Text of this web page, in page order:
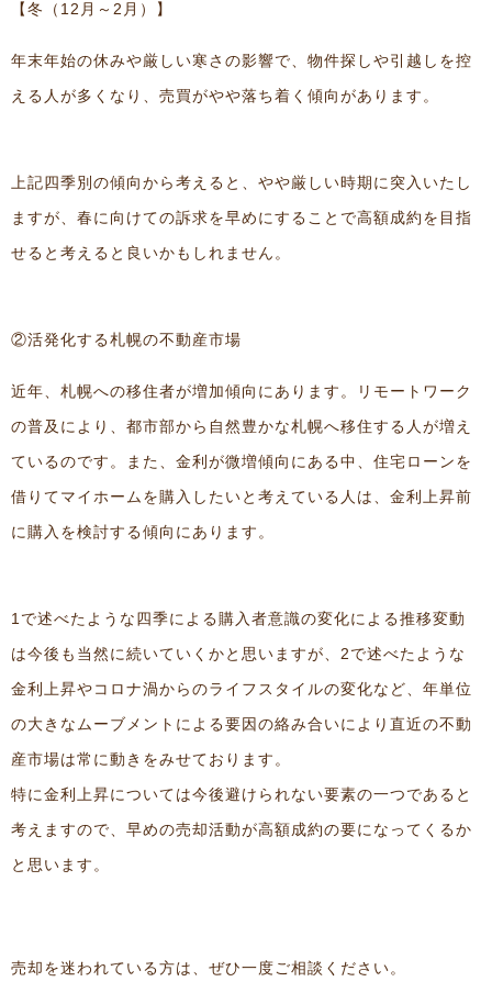
【冬（12月～2月）】
年末年始の休みや厳しい寒さの影響で、物件探しや引越しを控
える人が多くなり、売買がやや落ち着く傾向があります。
上記四季別の傾向から考えると、やや厳しい時期に突入いたし
ますが、春に向けての訴求を早めにすることで高額成約を目指
せると考えると良いかもしれません。
②活発化する札幌の不動産市場
近年、札幌への移住者が増加傾向にあります。リモートワーク
の普及により、都市部から自然豊かな札幌へ移住する人が増え
ているのです。また、金利が微増傾向にある中、住宅ローンを
借りてマイホームを購入したいと考えている人は、金利上昇前
に購入を検討する傾向にあります。
1で述べたような四季による購入者意識の変化による推移変動
は今後も当然に続いていくかと思いますが、2で述べたような
金利上昇やコロナ渦からのライフスタイルの変化など、年単位
の大きなムーブメントによる要因の絡み合いにより直近の不動
産市場は常に動きをみせております。
特に金利上昇については今後避けられない要素の一つであると
考えますので、早めの売却活動が高額成約の要になってくるか
と思います。
売却を迷われている方は、ぜひ一度ご相談ください。